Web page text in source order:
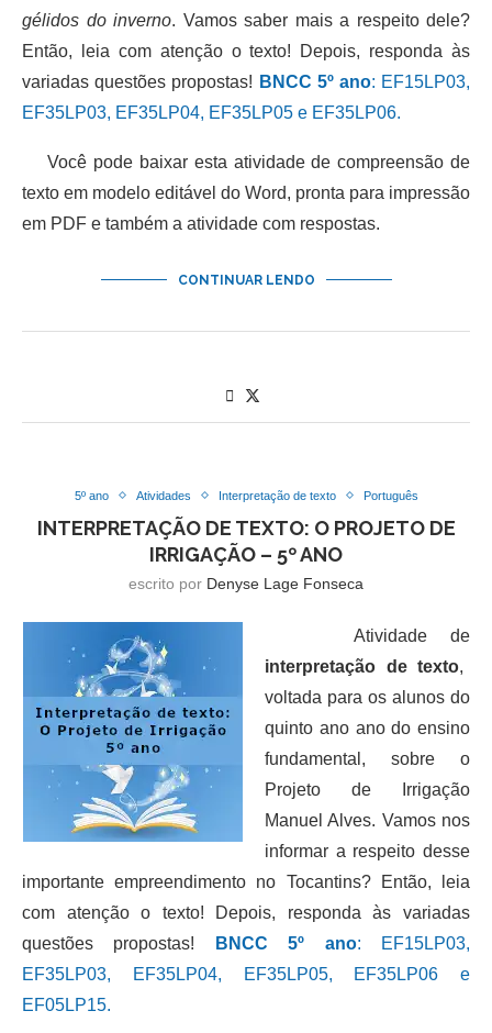
gélidos do inverno. Vamos saber mais a respeito dele?
Então, leia com atenção o texto! Depois, responda às
variadas questões propostas! BNCC 5º ano: EF15LP03,
EF35LP03, EF35LP04, EF35LP05 e EF35LP06.
Você pode baixar esta atividade de compreensão de
texto em modelo editável do Word, pronta para impressão
em PDF e também a atividade com respostas.
CONTINUAR LENDO
5º ano Atividades Interpretação de texto Português
INTERPRETAÇÃO DE TEXTO: O PROJETO DE
IRRIGAÇÃO – 5º ANO
escrito por Denyse Lage Fonseca
Atividade de
interpretação de texto,
voltada para os alunos do
quinto ano ano do ensino
fundamental, sobre o
Projeto de Irrigação
Manuel Alves. Vamos nos
informar a respeito desse
importante empreendimento no Tocantins? Então, leia
com atenção o texto! Depois, responda às variadas
questões propostas!
BNCC 5º ano: EF15LP03,
EF35LP03, EF35LP04, EF35LP05, EF35LP06 e
EF05LP15.